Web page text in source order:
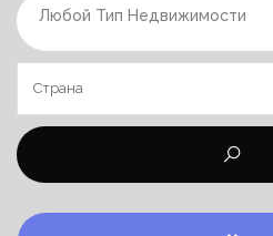
Любой Тип Недвижимости